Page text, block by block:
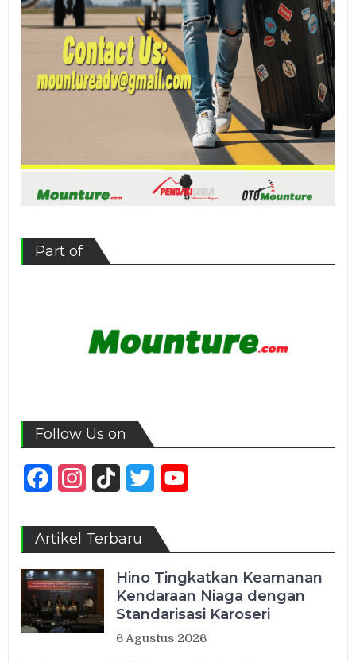
Part of
Follow Us on
FacebookInstagram
TikTok Twitter
Artikel Terbaru
Hino Tingkatkan Keamanan
Kendaraan Niaga dengan
Standarisasi Karoseri
6 Agustus 2026